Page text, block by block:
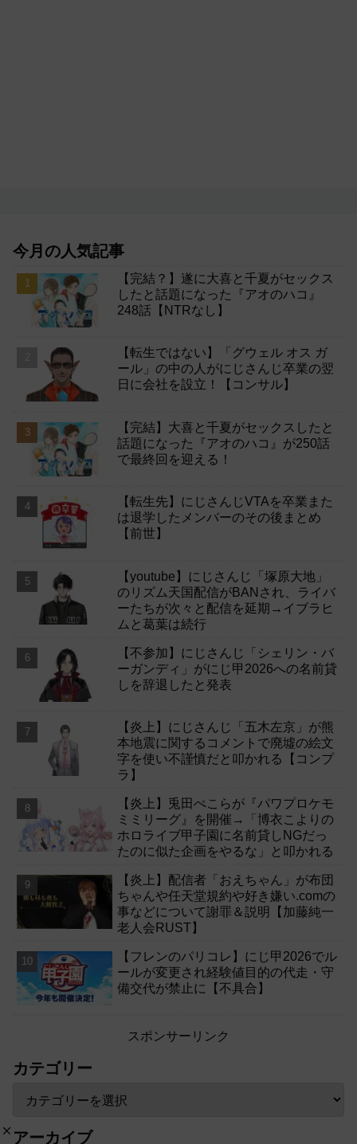
今月の人気記事
【完結？】遂に大喜と千夏がセックス
したと話題になった『アオのハコ』
248話【NTRなし】
【転生ではない】「グウェル オス ガ
ール」の中の人がにじさんじ卒業の翌
日に会社を設立！【コンサル】
【完結】大喜と千夏がセックスしたと
話題になった『アオのハコ』が250話
で最終回を迎える！
【転生先】にじさんじVTAを卒業また
は退学したメンバーのその後まとめ
【前世】
【youtube】にじさんじ「塚原大地」
のリズム天国配信がBANされ、ライバ
ーたちが次々と配信を延期→イブラヒ
ムと葛葉は続行
【不参加】にじさんじ「シェリン・バ
ーガンディ」がにじ甲2026への名前貸
しを辞退したと発表
【炎上】にじさんじ「五木左京」が熊
本地震に関するコメントで廃墟の絵文
字を使い不謹慎だと叩かれる【コンプ
ラ】
【炎上】兎田ぺこらが『パワプロケモ
ミミリーグ』を開催→「博衣こよりの
ホロライブ甲子園に名前貸しNGだっ
たのに似た企画をやるな」と叩かれる
【炎上】配信者「おえちゃん」が布団
ちゃんや任天堂規約や好き嫌い.comの
事などについて謝罪＆説明【加藤純一
老人会RUST】
【フレンのパリコレ】にじ甲2026でル
ールが変更され経験値目的の代走・守
備交代が禁止に【不具合】
スポンサーリンク
カテゴリー
アーカイブ